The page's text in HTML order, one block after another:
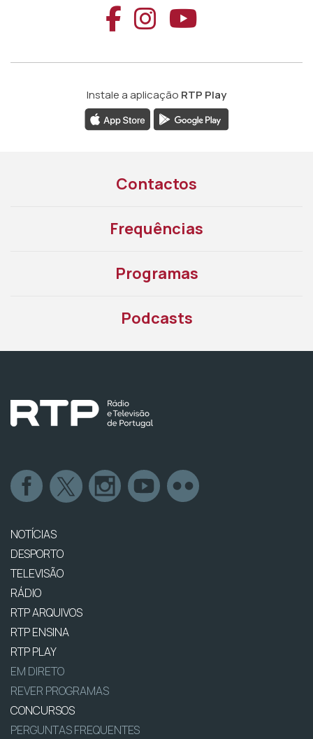
Aceder ao
Aceder ao
Aceder
Instale a aplicação RTP Play
Contactos
Frequências
Programas
Podcasts
NOTÍCIAS
DESPORTO
TELEVISÃO
RÁDIO
RTP ARQUIVOS
RTP ENSINA
RTP PLAY
EM DIRETO
REVER PROGRAMAS
CONCURSOS
PERGUNTAS FREQUENTES